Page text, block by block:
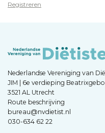
Registreren
Nederlandse Vereniging van
JIM | 6e verdieping
3521 AL Utrecht
Route beschrijving
bureau@nvdietist.nl
030-634 62 22